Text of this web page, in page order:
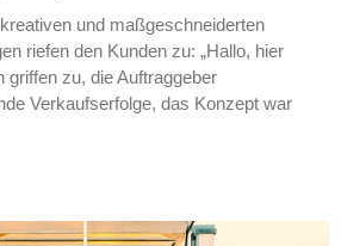
und ma­ß­ge­schnei­der­ten
riefen den Kunden zu: „Hallo, hier
griffen zu, die Auf­trag­ge­ber
Ver­kaufs­er­fol­ge, das Konzept war